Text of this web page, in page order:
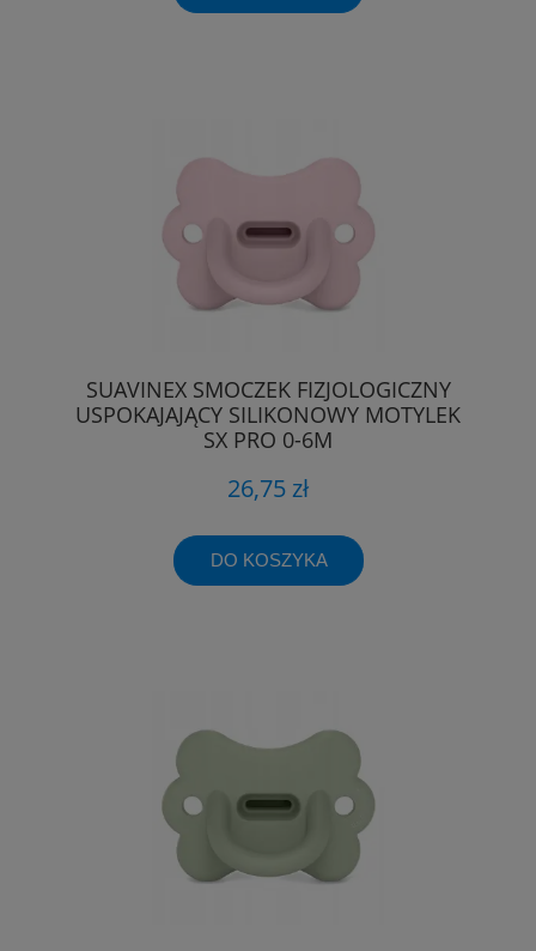
SUAVINEX SMOCZEK FIZJOLOGICZNY
USPOKAJAJĄCY SILIKONOWY MOTYLEK
SX PRO 0-6M
26,75 zł
DO KOSZYKA